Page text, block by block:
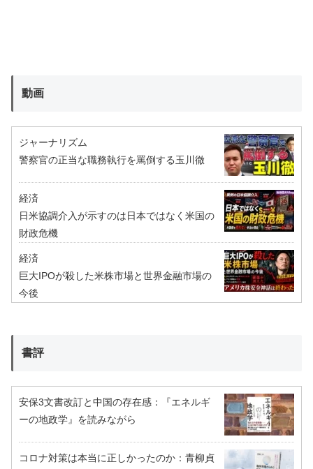
動画
ジャーナリズム
警察官の正当な職務執行を罵倒する玉川徹
経済
日米協調介入が示すのは日本ではなく米国の
財政危機
経済
巨大IPOが殺した米株市場と世界金融市場の
今後
書評
安保3文書改訂と中国の存在感：『エネルギ
ーの地政学』を読みながら
コロナ対策は本当に正しかったのか：青柳貞